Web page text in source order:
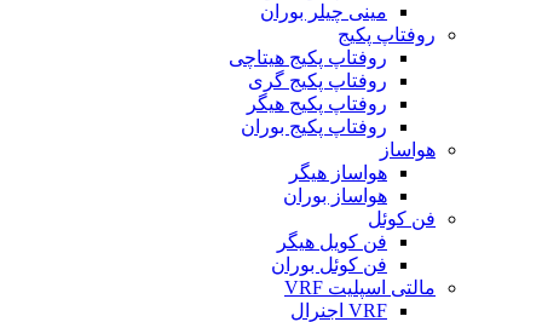
مینی چیلر بوران
روفتاپ پکیج
روفتاپ پکیج هیتاچی
روفتاپ پکیج گری
روفتاپ پکیج هیگر
روفتاپ پکیج بوران
هواساز
هواساز هیگر
هواساز بوران
فن کوئل
فن کویل هیگر
فن کوئل بوران
مالتی اسپلیت VRF
VRF اجنرال